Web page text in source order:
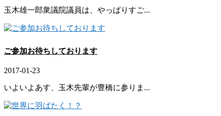
玉木雄一郎衆議院議員は、やっぱりすご...
ご参加お待ちしております
2017-01-23
いよいよあす、玉木先輩が豊橋に参りま...